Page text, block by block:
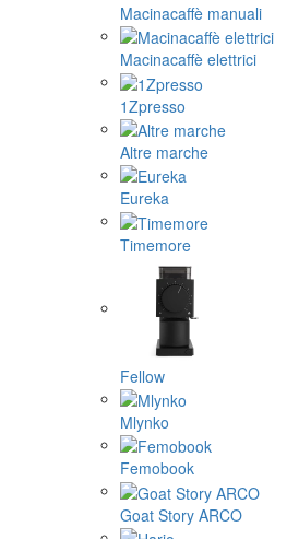
Macinacaffè manuali
Macinacaffè elettrici
1Zpresso
Altre marche
Eureka
Timemore
Fellow
Mlynko
Femobook
Goat Story ARCO